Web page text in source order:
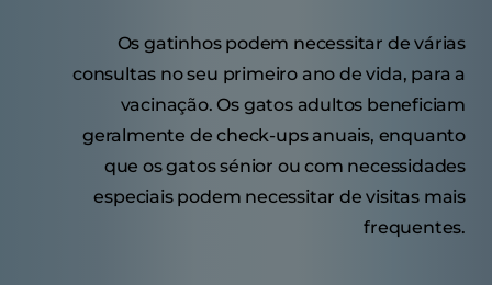
Os gatinhos podem necessitar de várias
consultas no seu primeiro ano de vida, para a
vacinação. Os gatos adultos beneficiam
geralmente de check-ups anuais, enquanto
que os gatos sénior ou com necessidades
especiais podem necessitar de visitas mais
frequentes.